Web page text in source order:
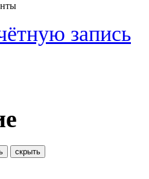
запись
скрыть